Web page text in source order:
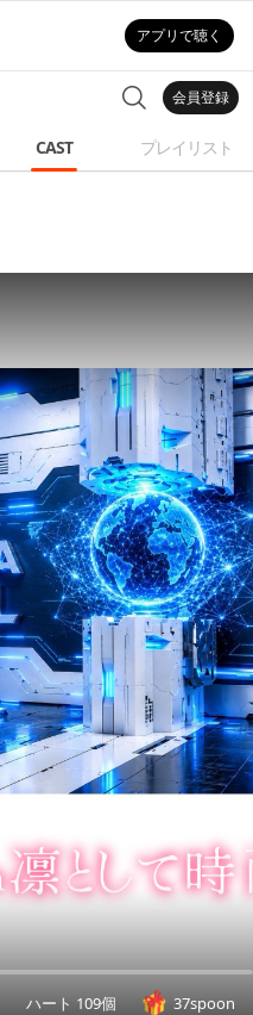
アプリで聴く
会員登録
CAST プレイリスト
ハート 109個 37spoon